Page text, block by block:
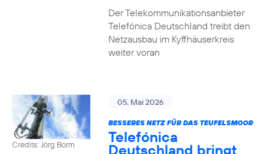
Der Telekommunikationsanbieter
Telefónica Deutschland treibt den
Netzausbau im Kyffhäuserkreis
weiter voran
Credits: Jörg Borm
05. Mai 2026
BESSERES NETZ FÜR DAS TEUFELSMOOR
Telefónica
Deutschland bringt